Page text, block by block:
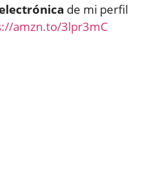
de mi perfil
amzn.to/3lpr3mC